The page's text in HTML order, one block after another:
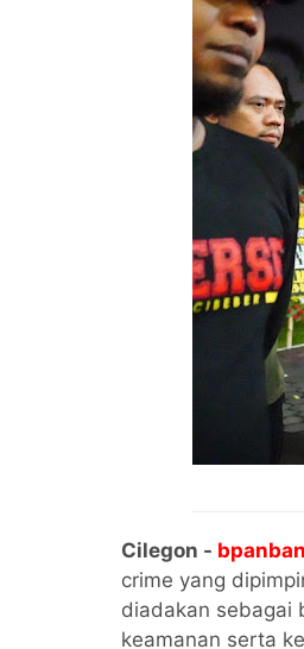
Cilegon -
crime yang
diadakan sebagai
keamanan serta